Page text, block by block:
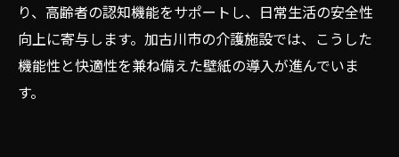
り、高齢者の認知機能をサポートし、日常生活の安全性
向上に寄与します。加古川市の介護施設では、こうした
機能性と快適性を兼ね備えた壁紙の導入が進んでいま
す。